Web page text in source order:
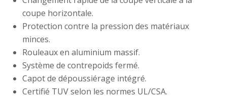
coupe horizontale.
Protection contre la pression des matériaux
minces.
Rouleaux en aluminium massif.
Système de contrepoids fermé.
Capot de dépoussiérage intégré.
Certifié TUV selon les normes UL/CSA.